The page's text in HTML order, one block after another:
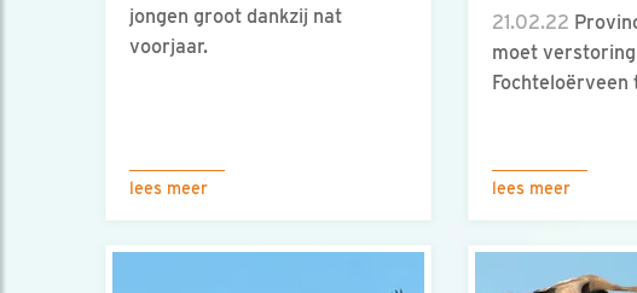
jongen groot dankzij nat
voorjaar.
lees meer
21.02.22
moet verstoring
Fochteloërveen
lees meer